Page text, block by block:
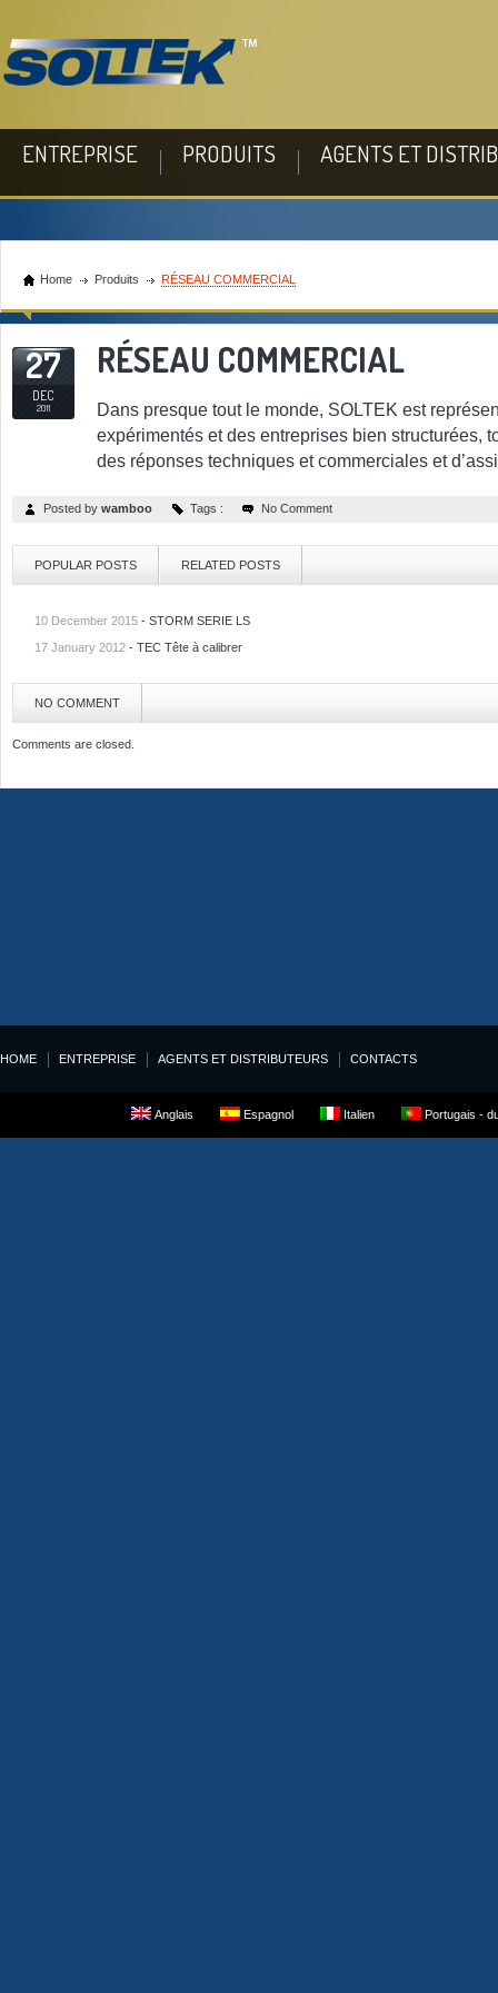
ENTREPRISE PRODUITS AGENTS ET
Home Produits RÉSEAU COMMERCIAL
27
DEC
2011
RÉSEAU COMMERCIAL
Dans presque tout le monde, SOLTEK est
expérimentés et des entreprises bien structurées,
des réponses techniques et commerciales et
Posted by wamboo Tags : No Comment
POPULAR POSTS RELATED POSTS
10 December 2015 - STORM SERIE LS
17 January 2012 - TEC Tête à calibrer
NO COMMENT
Comments are closed.
HOME ENTREPRISE AGENTS ET DISTRIBUTEURS CONTACTS
Anglais Espagnol Italien Portugais -